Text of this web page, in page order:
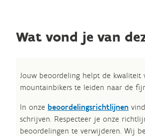
Wat vond je van
Jouw beoordeling helpt de kwaliteit
mountainbikers te leiden naar de
In onze beoordelingsrichtlijnen
schrijven. Respecteer je onze
beoordelingen te verwijderen. Wij